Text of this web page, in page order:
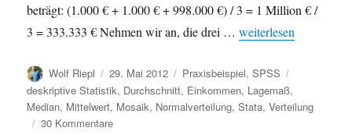
beträgt: (1.000 € + 1.000 € + 998.000 €) / 3 = 1 Million € /
3 = 333.333 € Nehmen wir an, die drei …„Mittelwert oder
weiterlesen
Autor
Wolf Riepl
Veröffentlicht
am
29. Mai 2012 Kategorien
Praxisbeispiel,SPSS
deskriptive Statistik, Durchschnitt, Einkommen, Lagemaß,
Median, Mittelwert, Mosaik, Normalverteilung,Stata,Verteilung
30 Kommentarezu